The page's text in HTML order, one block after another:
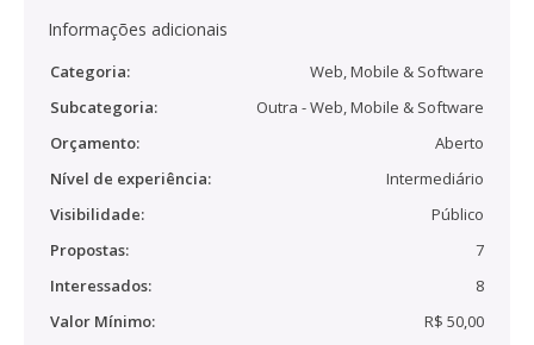
Informações adicionais
Categoria:
Web, Mobile & Software
Subcategoria:
Outra - Web, Mobile & Software
Orçamento:
Aberto
Nível de experiência:
Intermediário
Visibilidade:
Público
Propostas:
7
Interessados:
8
Valor Mínimo:
R$ 50,00